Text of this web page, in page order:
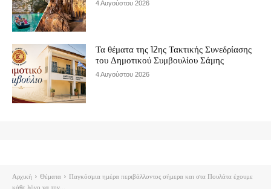
4 Αυγούστου 2026
Τα θέματα της 12ης Τακτικής Συνεδρίασης
του Δημοτικού Συμβουλίου Σάμης
4 Αυγούστου 2026